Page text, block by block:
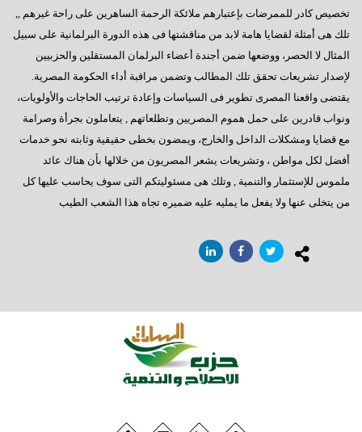
همسة للرئيس
فى إنتظار كلمة الرئيس بمناسبة قرب بدء عملية التصويت
رسالة إلى العقلاء
المعارضة الحائرة
إلى أين نتجه ؟
رجاءاً إهتموا بالعمال
العبادة الموحد ومطامع الإنتهازيين
الإعضاء ورؤيتهم للتأسيس
تخصيص كادر للممرضات بإعتبارهم ملائكة الرحمة الساهرين على راحة غيرهم ,,
تلك هى أمثلة لقضايا هامة لابد من مناقشتها فى هذه الدورة البرلمانية على سبيل
المثال لا الحصر، ووضعها ضمن أجندة أعضاء البرلمان المستقلين والحزبيين
لإصدار تشريعات تحقق تلك المطالب وتضمن مراقبة أداء الحكومة المصرية.
يقتضى واقعنا المصرى تطوير فى السياسات وإعادة ترتيب الحاجات والأولويات،
ونواب قادرين على حمل هموم المصريين وتطلعاتهم , يتعاملون بجرأة وصرامة
مع قضايا ومشكلات الداخل والخارج، ويمضون بخطى حقيقية وثابته نحو خدمات
أفضل لكل مواطن ، وتشريعات يشعر المصريون من خلالها بأن هناك عائد
ملموس للإستثمار والتنمية , وتلك هى مسئوليتكم التى سوف يحاسب عليها كل
من يتخلى عنها ولا يفعل ما يمليه عليه ضميره تجاه هذا الشعب الطيب